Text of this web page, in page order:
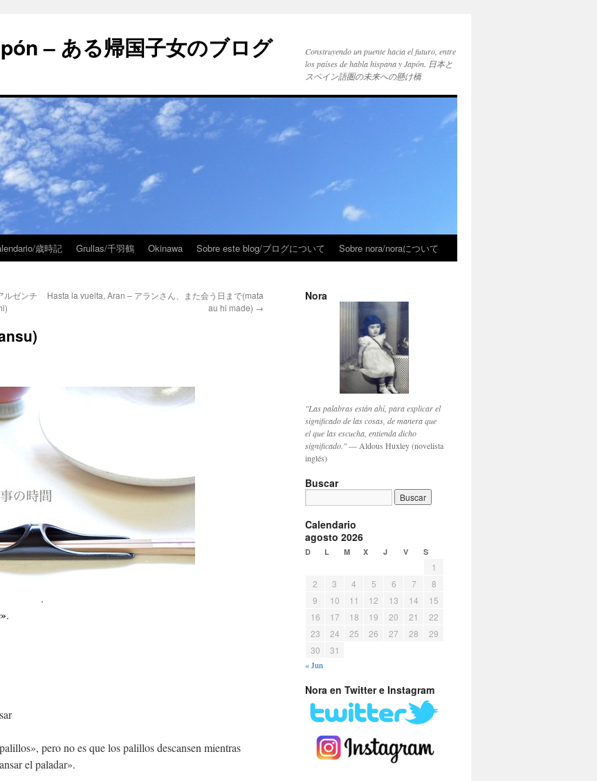
– ある帰国子女のブログ
Construyendo un puente hacia el futuro, entre
los países de habla hispana y Japón. 日本と
スペイン語圏の未来への懸け橋
歳時記 Grullas/千羽鶴 Okinawa Sobre este blog/ブログについて Sobre nora/noraについて
ルゼンチ
Hasta la vuelta, Aran – アランさん、また会う日まで(mata
au hi made) →
.
.
pero no es que los palillos descansen mientras
el paladar».
Nora
"Las palabras están ahí, para explicar el
significado de las cosas, de manera que
el que las escucha, entienda dicho
significado."— Aldous Huxley (novelista
inglés)
Buscar
Calendario
agosto 2026
D L M X J V S
1
2
3 4 5 6 7
8
9
10 11 12 13 14
15
16
17 18 19 20 21
22
23
24 25 26 27 28
29
30
31
« Jun
Nora en Twitter e Instagram